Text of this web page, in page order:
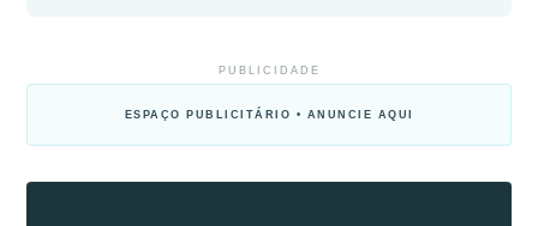
PUBLICIDADE
ESPAÇO PUBLICITÁRIO • ANUNCIE AQUI